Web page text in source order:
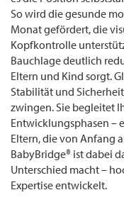
So wird die gesunde
Monat gefördert, die
Kopfkontrolle
Bauchlage deutlich
Eltern und Kind sorgt.
Stabilität und
zwingen. Sie begleitet
Entwicklungsphasen –
Eltern, die von Anfang
BabyBridge® ist dabei
Unterschied macht –
Expertise entwickelt.